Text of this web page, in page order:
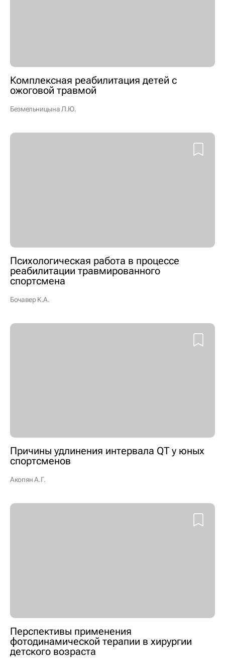
Комплексная реабилитация детей с
ожоговой травмой
Безмельницына Л.Ю.
Психологическая работа в процессе
реабилитации травмированного
спортсмена
Бочавер К.А.
Причины удлинения интервала QT у юных
спортсменов
Акопян А.Г.
Перспективы применения
фотодинамической терапии в хирургии
детского возраста